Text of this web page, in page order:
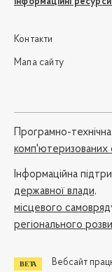
Контакти
Мапа сайту
Програмно-
комп'ютеризованих
Iнформаційна
державної влади,
місцевого
регіонального
Вебсайт